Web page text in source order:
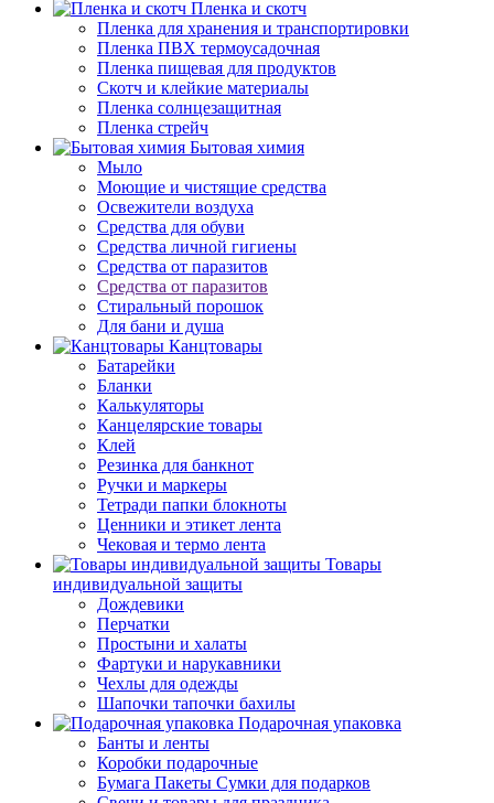
Пленка и скотч
Пленка для хранения и транспортировки
Пленка ПВХ термоусадочная
Пленка пищевая для продуктов
Скотч и клейкие материалы
Пленка солнцезащитная
Пленка стрейч
Бытовая химия
Мыло
Моющие и чистящие средства
Освежители воздуха
Средства для обуви
Средства личной гигиены
Средства от паразитов
Средства от паразитов
Стиральный порошок
Для бани и душа
Канцтовары
Батарейки
Бланки
Калькуляторы
Канцелярские товары
Клей
Резинка для банкнот
Ручки и маркеры
Тетради папки блокноты
Ценники и этикет лента
Чековая и термо лента
Товары
индивидуальной защиты
Дождевики
Перчатки
Простыни и халаты
Фартуки и нарукавники
Чехлы для одежды
Шапочки тапочки бахилы
Подарочная упаковка
Банты и ленты
Коробки подарочные
Бумага Пакеты Сумки для подарков